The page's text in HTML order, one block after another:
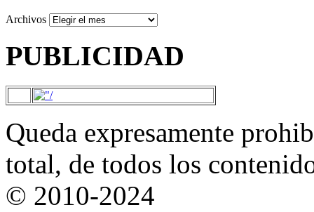
Archivos
PUBLICIDAD
Queda expresamente
total, de todos los
© 2010-2024